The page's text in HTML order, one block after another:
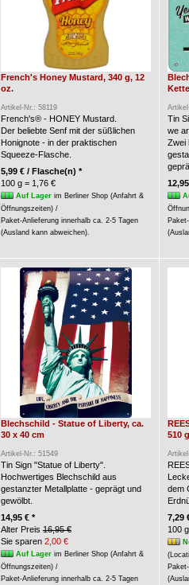
French's Honey Mustard, 340 g, 12
oz.
Artikel-Nr.: 58119
French's® - HONEY Mustard.
Der beliebte Senf mit der süßlichen
Honignote - in der praktischen
Squeeze-Flasche.
5,99 € / Flasche(n) *
100 g = 1,76 €
Auf Lagerim Berliner Shop (Anfahrt &
Öffnungszeiten) /
Paket-Anlieferung innerhalb ca. 2-5 Tagen
(Ausland kann abweichen).
Tin
we
Zwei
Blechschild - Statue of Liberty, ca.
30 x 40 cm
Artikel-Nr.: 51549
Tin Sign "Statue of Liberty".
Hochwertiges Blechschild aus
gestanzter Metallplatte - geprägt und
gewölbt.
14,95 € *
Alter Preis 16,95 €
Sie sparen 2,00 €
Auf Lagerim Berliner Shop (Anfahrt &
Öffnungszeiten) /
Paket-Anlieferung innerhalb ca. 2-5 Tagen
510
dem
7,29
100